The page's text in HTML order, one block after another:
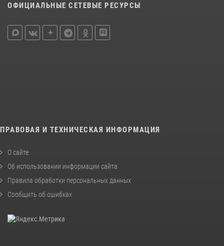
ОФИЦИАЛЬНЫЕ СЕТЕВЫЕ РЕСУРСЫ
ПРАВОВАЯ И ТЕХНИЧЕСКАЯ ИНФОРМАЦИЯ
О сайте
Об использовании информации сайта
Правила обработки персональных данных
Сообщить об ошибках